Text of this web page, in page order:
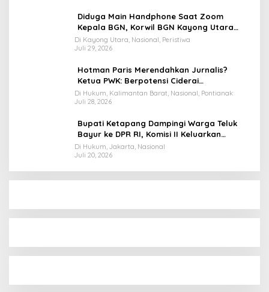
Diduga Main Handphone Saat Zoom
Kepala BGN, Korwil BGN Kayong Utara
Terancam Dimutasi ke Papua
Di Kayong Utara, Nasional, Peristiwa
Juli 29, 2026
Hotman Paris Merendahkan Jurnalis?
Ketua PWK: Berpotensi Ciderai
Penghormatan
Di Hukum, Kalimantan Barat, Nasional, Pontianak
Juli 28, 2026
Bupati Ketapang Dampingi Warga Teluk
Bayur ke DPR RI, Komisi II Keluarkan
Rekomendasi Tegas Soal Konflik Lahan PT
PTS
Di Hukum, Jakarta, Nasional
Juli 20, 2026